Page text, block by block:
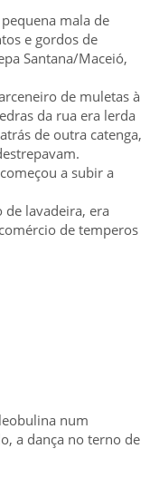
mala de
e gordos de
Santana/Maceió,
de muletas à
da rua era lerda
de outra catenga,
a subir a
de lavadeira, era
de temperos
num
a dança no terno de